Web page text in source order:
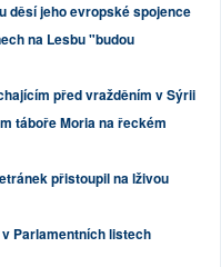
děsí jeho evropské spojence
na Lesbu "budou
před vražděním v Sýrii
táboře Moria na řeckém
přistoupil na lživou
Parlamentních listech